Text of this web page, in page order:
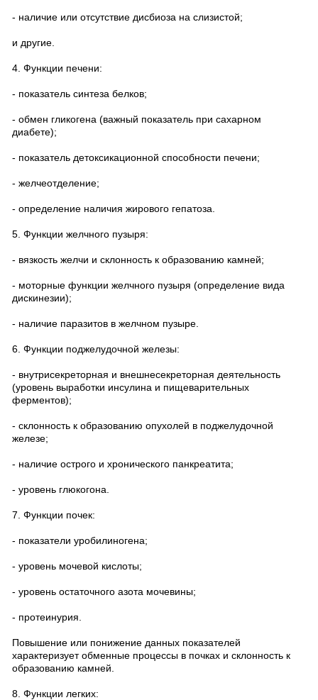
- наличие или отсутствие дисбиоза на слизистой;
и другие.
4. Функции печени:
- показатель синтеза белков;
- обмен гликогена (важный показатель при сахарном
диабете);
- показатель детоксикационной способности печени;
- желчеотделение;
- определение наличия жирового гепатоза.
5. Функции желчного пузыря:
- вязкость желчи и склонность к образованию камней;
- моторные функции желчного пузыря (определение вида
дискинезии);
- наличие паразитов в желчном пузыре.
6. Функции поджелудочной железы:
- внутрисекреторная и внешнесекреторная деятельность
(уровень выработки инсулина и пищеварительных
ферментов);
- склонность к образованию опухолей в поджелудочной
железе;
- наличие острого и хронического панкреатита;
- уровень глюкогона.
7. Функции почек:
- показатели уробилиногена;
- уровень мочевой кислоты;
- уровень остаточного азота мочевины;
- протеинурия.
Повышение или понижение данных показателей
характеризует обменные процессы в почках и склонность к
образованию камней.
8. Функции легких: